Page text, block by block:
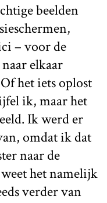
beelden
– voor de
elkaar
het iets oplost
ik, maar het
Ik werd er
omdat ik dat
naar de
het namelijk
verder van